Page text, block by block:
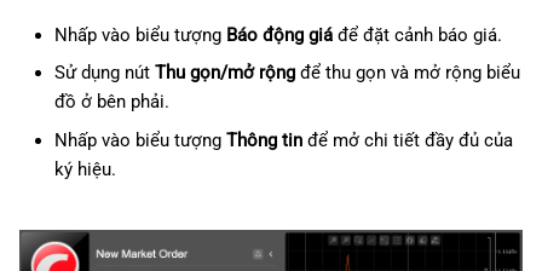
Nhấp vào biểu tượng Báo động giáđể đặt cảnh báo giá.
Sử dụng nút Thu gọn/mở rộngđể thu gọn và mở rộng biểu
đồ ở bên phải.
Nhấp vào biểu tượng Thông tinđể mở chi tiết đầy đủ của
ký hiệu.